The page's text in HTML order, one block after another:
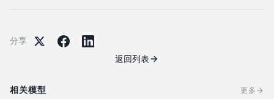
分享
返回列表
相关模型 更多